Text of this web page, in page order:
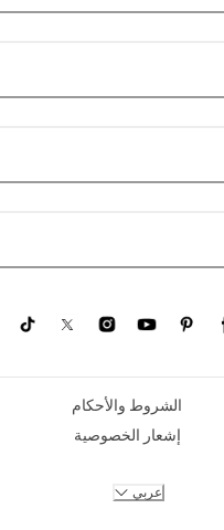
الشروط والأحكام
إشعار الخصوصية
عربي